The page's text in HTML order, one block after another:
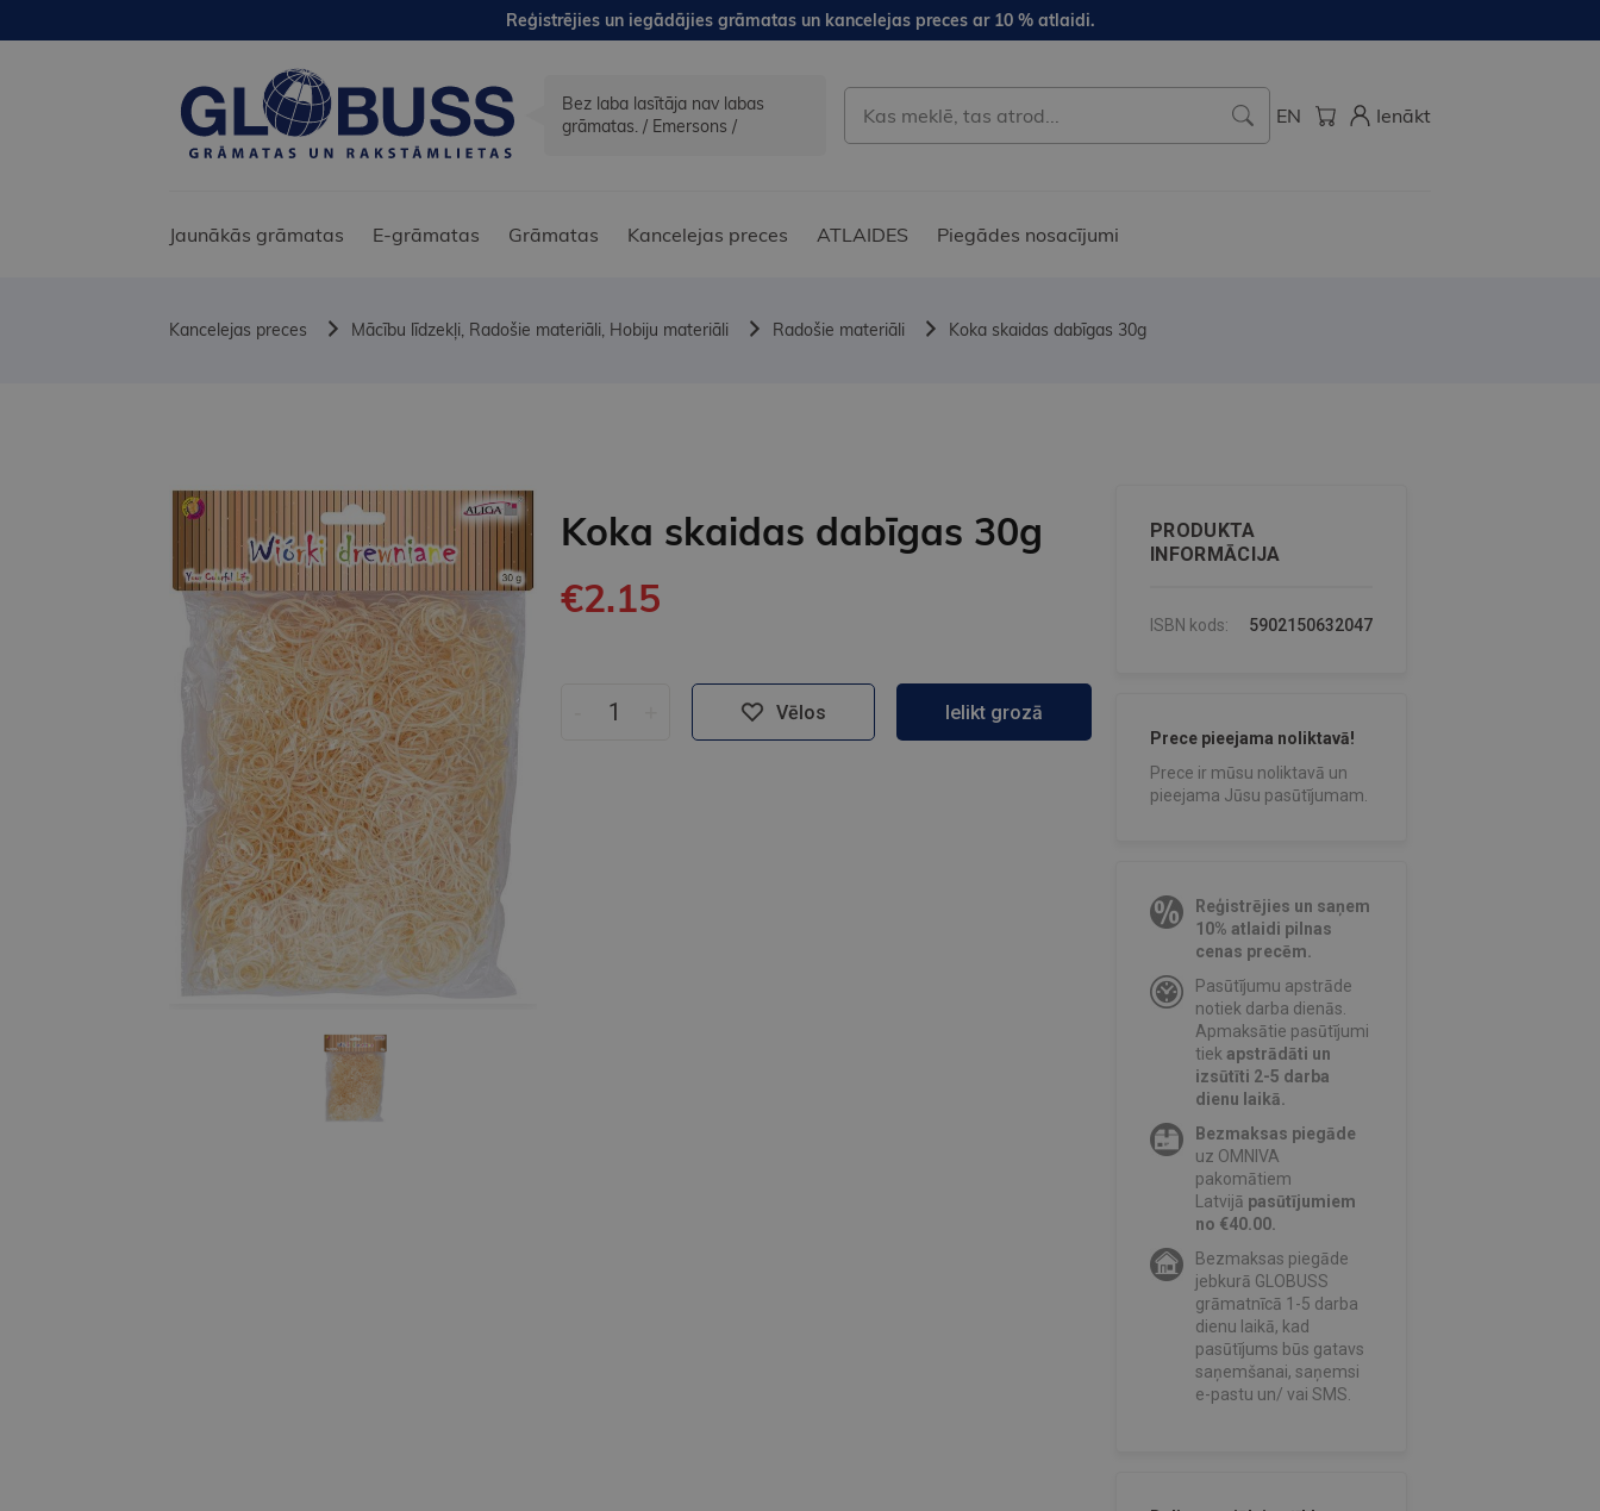
Reģistrējies un iegādājies grāmatas un kancelejas preces ar 10 % atlaidi.
Bez laba lasītāja nav labas
grāmatas. / Emersons /
EN Ienākt
Jaunākās grāmatas E-grāmatas Grāmatas Kancelejas preces ATLAIDES Piegādes nosacījumi
Kancelejas preces Mācību līdzekļi, Radošie materiāli, Hobiju materiāli Radošie materiāli Koka skaidas dabīgas 30g
Koka skaidas dabīgas 30g
€2.15
Vēlos Ielikt grozā
PRODUKTA
INFORMĀCIJA
ISBN kods: 5902150632047
Prece pieejama noliktavā!
Prece ir mūsu noliktavā un
pieejama Jūsu pasūtījumam.
Reģistrējies un saņem
10% atlaidi pilnas
cenas precēm.
Pasūtījumu apstrāde
notiek darba dienās.
Apmaksātie pasūtījumi
tiekapstrādāti un
izsūtīti 2-5 darba
dienu laikā.
Bezmaksas piegāde
uz OMNIVA
pakomātiem
Latvijā pasūtījumiem
no €40.00.
Bezmaksas piegāde
jebkurā GLOBUSS
grāmatnīcā 1-5 darba
dienu laikā, kad
pasūtījums būs gatavs
saņemšanai, saņemsi
e-pastu un/ vai SMS.